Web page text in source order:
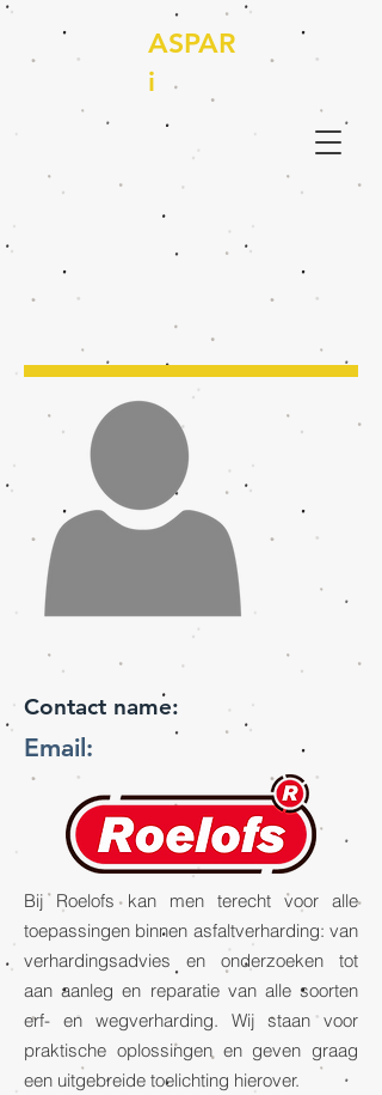
ASPAR
i
Contact name:
Email:
Bij Roelofs kan men terecht voor alle
toepassingen binnen asfaltverharding: van
verhardingsadvies en onderzoeken tot
aan aanleg en reparatie van alle soorten
erf- en wegverharding. Wij staan voor
praktische oplossingen en geven graag
een uitgebreide toelichting hierover.